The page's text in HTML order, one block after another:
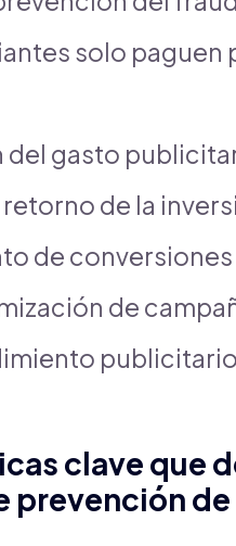
solo
del gasto
de la
de
de
clave que
prevención